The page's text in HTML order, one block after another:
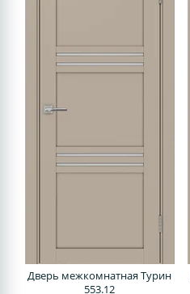
Дверь межкомнатная Турин
553.12